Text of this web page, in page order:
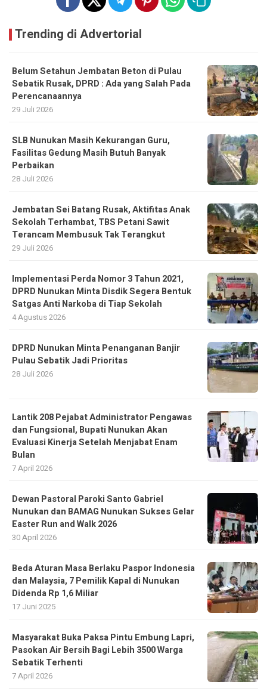
Trending di Advertorial
Belum Setahun Jembatan Beton di Pulau
Sebatik Rusak, DPRD : Ada yang Salah Pada
Perencanaannya
29 Juli 2026
SLB Nunukan Masih Kekurangan Guru,
Fasilitas Gedung Masih Butuh Banyak
Perbaikan
28 Juli 2026
Jembatan Sei Batang Rusak, Aktifitas Anak
Sekolah Terhambat, TBS Petani Sawit
Terancam Membusuk Tak Terangkut
29 Juli 2026
Implementasi Perda Nomor 3 Tahun 2021,
DPRD Nunukan Minta Disdik Segera Bentuk
Satgas Anti Narkoba di Tiap Sekolah
4 Agustus 2026
DPRD Nunukan Minta Penanganan Banjir
Pulau Sebatik Jadi Prioritas
28 Juli 2026
Lantik 208 Pejabat Administrator Pengawas
dan Fungsional, Bupati Nunukan Akan
Evaluasi Kinerja Setelah Menjabat Enam
Bulan
7 April 2026
Dewan Pastoral Paroki Santo Gabriel
Nunukan dan BAMAG Nunukan Sukses Gelar
Easter Run and Walk 2026
30 April 2026
Beda Aturan Masa Berlaku Paspor Indonesia
dan Malaysia, 7 Pemilik Kapal di Nunukan
Didenda Rp 1,6 Miliar
17 Juni 2025
Masyarakat Buka Paksa Pintu Embung Lapri,
Pasokan Air Bersih Bagi Lebih 3500 Warga
Sebatik Terhenti
7 April 2026